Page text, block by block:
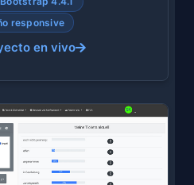
responsive
en vivo